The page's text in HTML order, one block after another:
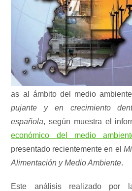
as al ámbito del medio
pujante y en crecimiento
española, según muestra el
económico del medio
presentado recientemente en el
Alimentación y Medio Ambiente.
Este análisis realizado por